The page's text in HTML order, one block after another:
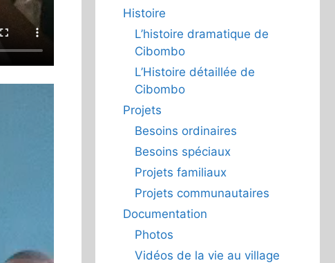
Histoire
L’histoire dramatique de
Cibombo
L’Histoire détaillée de
Cibombo
Projets
Besoins ordinaires
Besoins spéciaux
Projets familiaux
Projets communautaires
Documentation
Photos
Vidéos de la vie au village